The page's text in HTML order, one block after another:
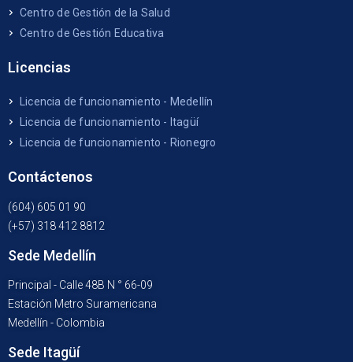
Centro de Gestión de la Salud
Centro de Gestión Educativa
Licencias
Licencia de funcionamiento - Medellín
Licencia de funcionamiento - Itagüí
Licencia de funcionamiento - Rionegro
Contáctenos
(604) 605 01 90
(+57) 318 412 8812
Sede Medellín
Principal - Calle 48B N ° 66-09
Estación Metro Suramericana
Medellín - Colombia
Sede Itagüí